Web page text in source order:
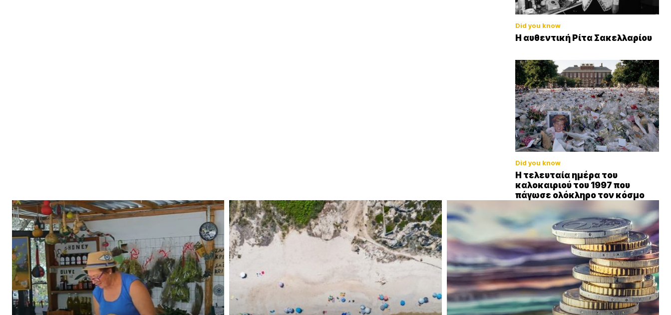
Did you know
Η αυθεντική Ρίτα Σακελλαρίου
Did you know
Η τελευταία ημέρα του
καλοκαιριού του 1997 που
πάγωσε ολόκληρο τον κόσμο